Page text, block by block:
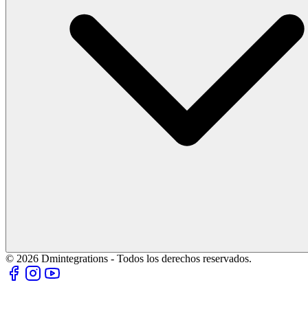
© 2026 Dmintegrations - Todos los derechos reservados.